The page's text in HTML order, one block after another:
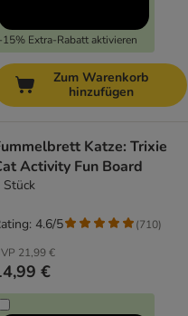
-15% Extra-Rabatt aktivieren
Zum Warenkorb
hinzufügen
Katze: Trixie
Activity Fun Board
Stück
21,99 €
€
4.6/5 (710)